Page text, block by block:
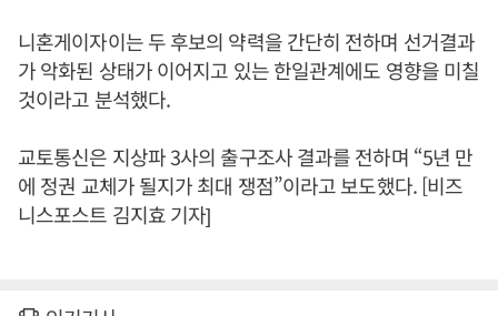
니혼게이자이는 두 후보의 약력을 간단히 전하며 선거결과
가 악화된 상태가 이어지고 있는 한일관계에도 영향을 미칠
것이라고 분석했다.
교토통신은 지상파 3사의 출구조사 결과를 전하며 “5년 만
에 정권 교체가 될지가 최대 쟁점”이라고 보도했다. [비즈
니스포스트 김지효 기자]